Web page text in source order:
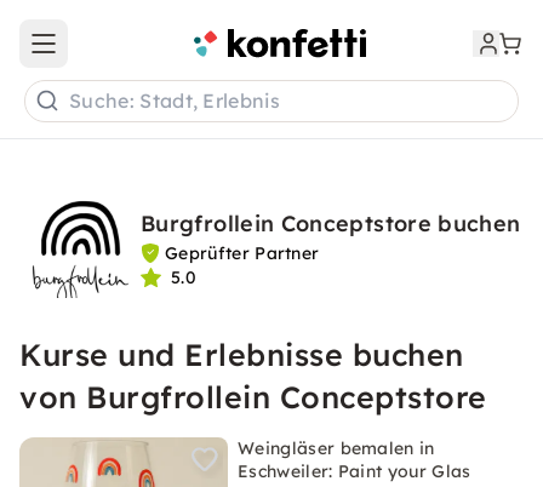
Open main menu
Suche: Stadt, Erlebnis
Burgfrollein Conceptstore buchen
Geprüfter Partner
5.0
Kurse und Erlebnisse buchen
von Burgfrollein Conceptstore
Weingläser bemalen in
Eschweiler: Paint your Glas